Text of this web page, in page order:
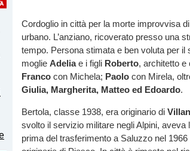
Cordoglio in città per la morte improvvisa di
urbano. L’anziano, ricoverato presso una
tempo. Persona stimata e ben voluta per il
moglie Adeliae i figli Roberto, architetto e
Franco con Michela; Paolo con Mirela,
Giulia, Margherita, Matteo ed Edoardo.
Bertola, classe 1938, era originario di
svolto il servizio militare negli Alpini, aveva
prima del trasferimento a Saluzzo nel